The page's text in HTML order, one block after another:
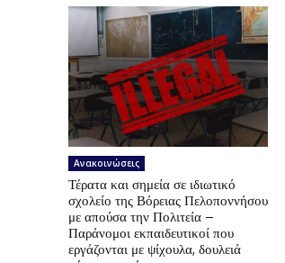
Ανακοινώσεις
Τέρατα και σημεία σε ιδιωτικό
σχολείο της Βόρειας Πελοποννήσου
με απούσα την Πολιτεία –
Παράνομοι εκπαιδευτικοί που
εργάζονται με ψίχουλα, δουλειά